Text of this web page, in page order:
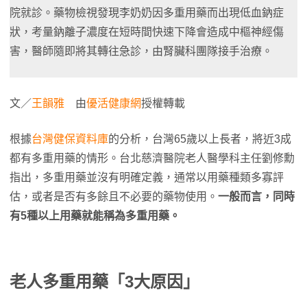
院就診。藥物檢視發現李奶奶因多重用藥而出現低血鈉症
狀，考量鈉離子濃度在短時間快速下降會造成中樞神經傷
害，醫師隨即將其轉往急診，由腎臟科團隊接手治療。
文／王韻雅 由優活健康網授權轉載
根據台灣健保資料庫的分析，台灣65歲以上長者，將近3成
都有多重用藥的情形。台北慈濟醫院老人醫學科主任劉修勳
指出，多重用藥並沒有明確定義，通常以用藥種類多寡評
估，或者是否有多餘且不必要的藥物使用。 一般而言，同時
有5種以上用藥就能稱為多重用藥。
老人多重用藥「3大原因」